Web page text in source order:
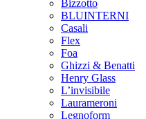
Bizzotto
BLUINTERNI
Casali
Flex
Foa
Ghizzi & Benatti
Henry Glass
L’invisibile
Laurameroni
Legnoform